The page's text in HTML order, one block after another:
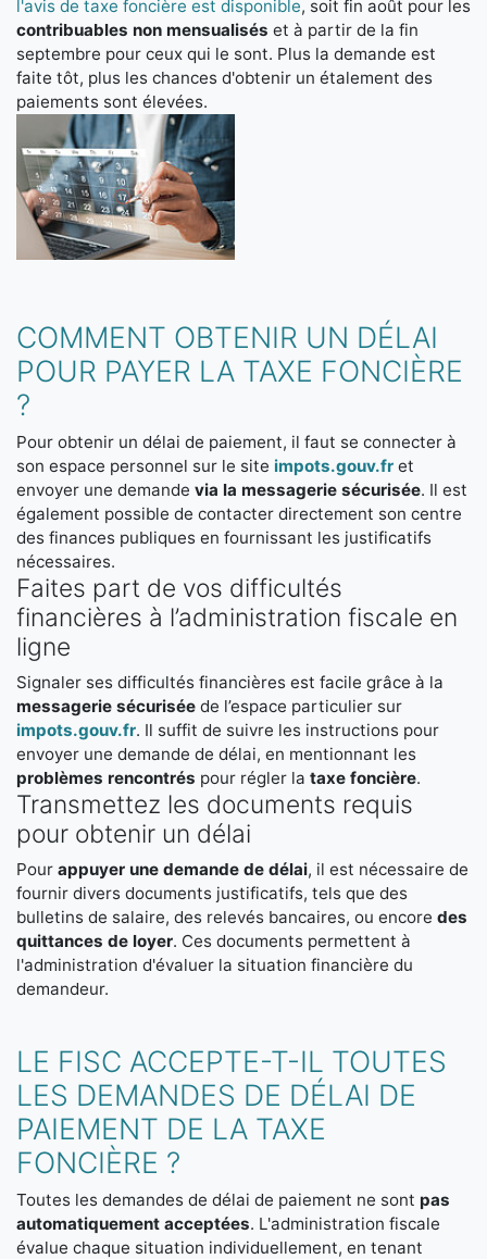
l'avis de taxe foncière est disponible, soit fin août pour les
contribuables non mensualisés et à partir de la fin
septembre pour ceux qui le sont. Plus la demande est
faite tôt, plus les chances d'obtenir un étalement des
paiements sont élevées.
COMMENT OBTENIR UN DÉLAI
POUR PAYER LA TAXE FONCIÈRE
?
Pour obtenir un délai de paiement, il faut se connecter à
son espace personnel sur le site impots.gouv.fr et
envoyer une demande via la messagerie sécurisée. Il est
également possible de contacter directement son centre
des finances publiques en fournissant les justificatifs
nécessaires.
Faites part de vos difficultés
financières à l’administration fiscale en
ligne
Signaler ses difficultés financières est facile grâce à la
messagerie sécurisée de l’espace particulier sur
impots.gouv.fr. Il suffit de suivre les instructions pour
envoyer une demande de délai, en mentionnant les
problèmes rencontrés pour régler la taxe foncière.
Transmettez les documents requis
pour obtenir un délai
Pour appuyer une demande de délai, il est nécessaire de
fournir divers documents justificatifs, tels que des
bulletins de salaire, des relevés bancaires, ou encore des
quittances de loyer. Ces documents permettent à
l'administration d'évaluer la situation financière du
demandeur.
LE FISC ACCEPTE-T-IL TOUTES
LES DEMANDES DE DÉLAI DE
PAIEMENT DE LA TAXE
FONCIÈRE ?
Toutes les demandes de délai de paiement ne sont pas
automatiquement acceptées. L'administration fiscale
évalue chaque situation individuellement, en tenant